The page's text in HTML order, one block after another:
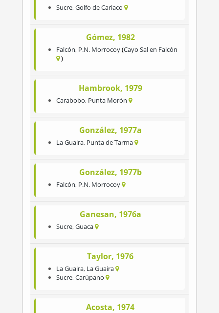
Sucre,Golfo de Cariaco
Gómez, 1982
Falcón, P.N. Morrocoy Cayo Sal en Falcón
Hambrook, 1979
Carabobo, Punta Morón
González, 1977a
La Guaira, Punta de Tarma
González, 1977b
Falcón, P.N. Morrocoy
Ganesan, 1976a
Sucre,Guaca
Taylor, 1976
La Guaira, La Guaira
Sucre,Carúpano
Acosta, 1974